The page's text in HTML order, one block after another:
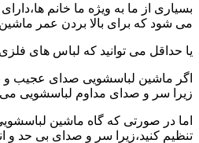
بسیاری از ما به ویژه ما خانم
می شود که برای بالا بردن عمر
یا حداقل می توانید که لباس های
اگر ماشین لباسشویی صدای عجیب و
زیرا سر و صدای مداوم لباسشویی می
اما در صورتی که گاه ماشین
تنظیم کنید،زیرا سر و صدای بی حد